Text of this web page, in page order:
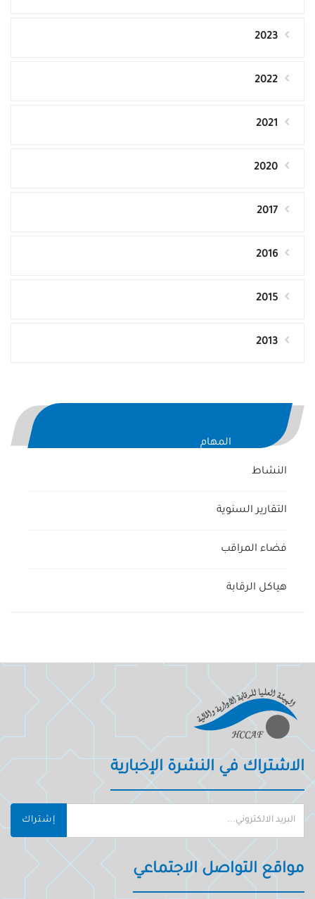
2023
2022
2021
2020
2017
2016
2015
2013
المهام
النشاط
التقارير السنوية
فضاء المراقب
هياكل الرقابة
الاشتراك في النشرة الإخبارية
إشتراك
مواقع التواصل الاجتماعي